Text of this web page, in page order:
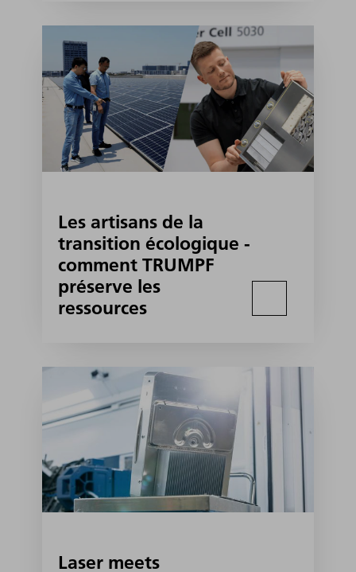
Les artisans de la
transition écologique -
comment TRUMPF
préserve les
ressources
Laser meets